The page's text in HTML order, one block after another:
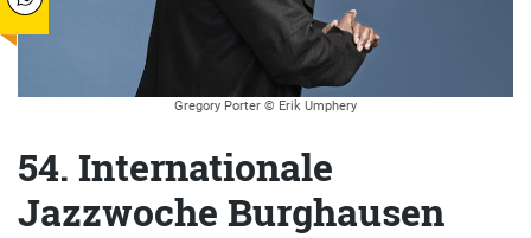
Gregory Porter © Erik Umphery
54. Internationale
Jazzwoche Burghausen